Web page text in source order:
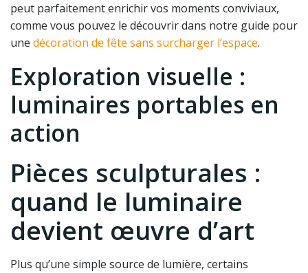
peut parfaitement enrichir vos moments conviviaux,
comme vous pouvez le découvrir dans notre guide pour
une décoration de fête sans surcharger l’espace.
Exploration visuelle :
luminaires portables en
action
Pièces sculpturales :
quand le luminaire
devient œuvre d’art
Plus qu’une simple source de lumière, certains